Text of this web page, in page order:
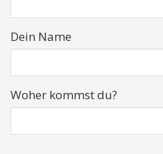
Dein Name
Woher kommst du?